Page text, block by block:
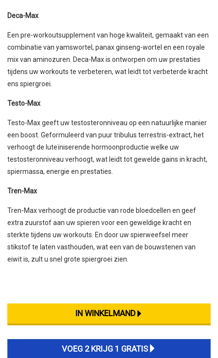
Deca-Max
Een pre-workoutsupplement van hoge kwaliteit, gemaakt van een
combinatie van yamswortel, panax ginseng-wortel en een royale
mix van aminozuren. Deca-Max is ontworpen om uw prestaties
tijdens uw workouts te verbeteren, wat leidt tot verbeterde kracht
ens spiergroei.
Testo-Max
Testo-Max geeft uw testosteronniveau op een natuurlijke manier
een boost. Geformuleerd van puur tribulus terrestris-extract, het
verhoogt de luteïniserende hormoonproductie welke uw
testosteronniveau verhoogt, wat leidt tot gewelde gains in kracht,
spiermassa, energie en prestaties.
Tren-Max
Tren-Max verhoogt de productie van rode bloedcellen en geef
extra zuurstof aan uw spieren voor een geweldige kracht en
sterkte tijdens uw workouts. En door uw spierweefsel meer
stikstof te laten vasthouden, wat een van de bouwstenen van
eiwit is, zult u snel grote spiergroei zien.